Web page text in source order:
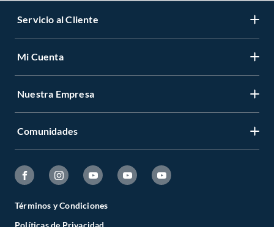
Servicio al Cliente
Mi Cuenta
Nuestra Empresa
Comunidades
Términos y Condiciones
Políticas de Privacidad